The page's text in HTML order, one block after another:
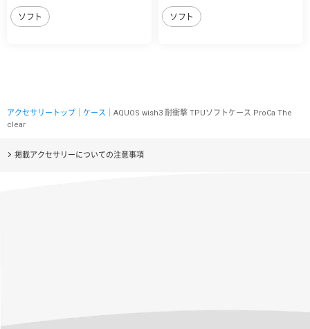
ソフト ソフト
アクセサリートップ ケース ｜AQUOS wish3 耐衝撃 TPUソフトケース ProCa The
clear
掲載アクセサリーについての注意事項